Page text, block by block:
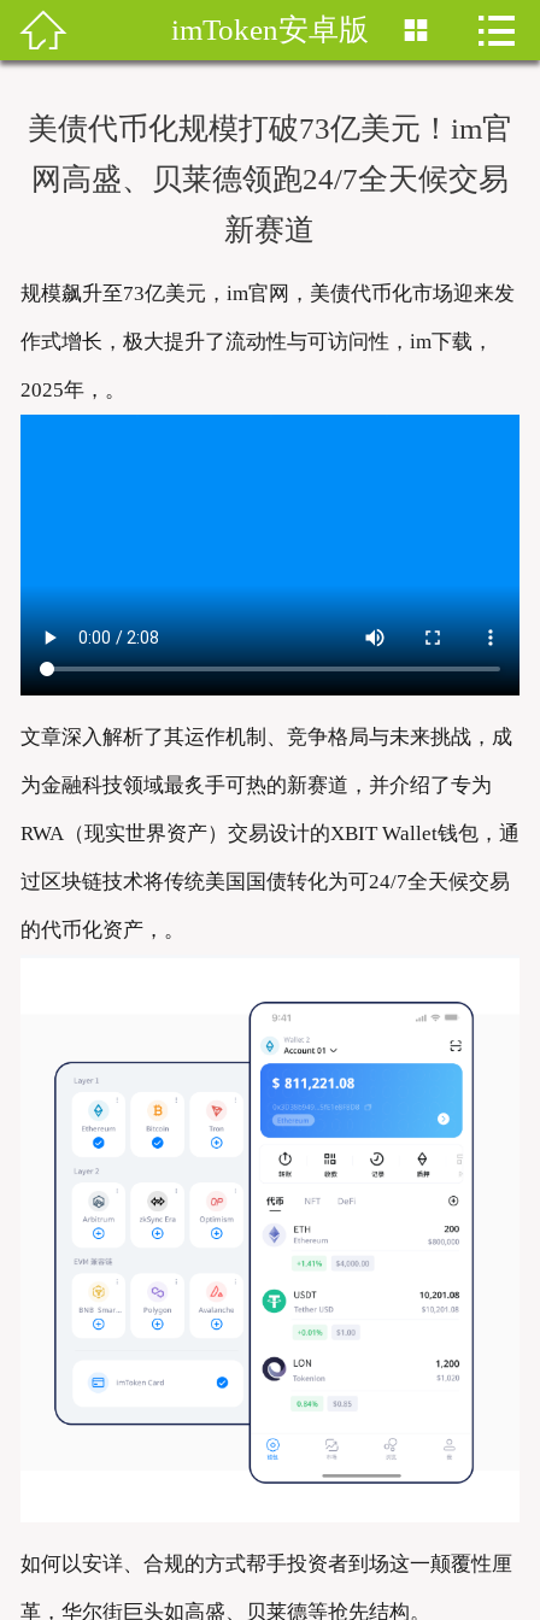
首页
imtoken下载
imToken安卓
imtoken安卓下载
imtoken官网地址
 imToken安卓版  
美债代币化规模打破73亿美元！im官
网高盛、贝莱德领跑24/7全天候交易
新赛道
规模飙升至73亿美元，im官网，美债代币化市场迎来发
作式增长，极大提升了流动性与可访问性，im下载，
2025年，。
文章深入解析了其运作机制、竞争格局与未来挑战，成
为金融科技领域最炙手可热的新赛道，并介绍了专为
RWA（现实世界资产）交易设计的XBIT Wallet钱包，通
过区块链技术将传统美国国债转化为可24/7全天候交易
的代币化资产，。
如何以安详、合规的方式帮手投资者到场这一颠覆性厘
革，华尔街巨头如高盛、贝莱德等抢先结构。